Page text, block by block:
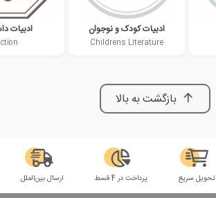
ادبیات کودک و نوجوان
Childrens Literature
ادبیات
بازگشت به بالا
تحویل سریع پرداخت در 4 قسط ارسال بین‌الملل